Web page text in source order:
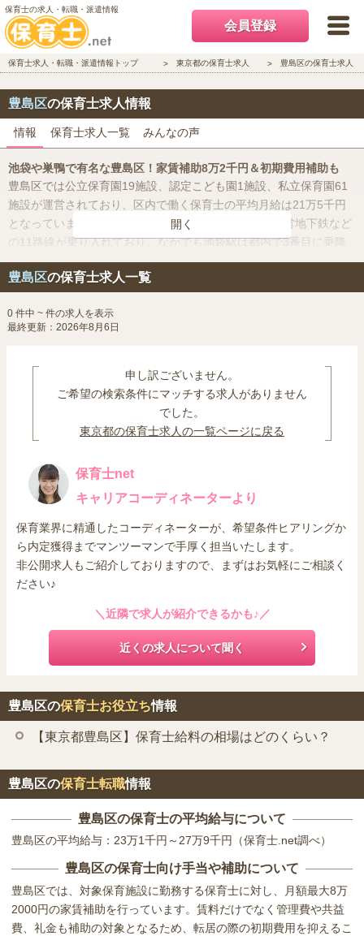
保育士の求人・転職・派遣情報
会員登録
保育士求人・転職・派遣情報トップ 東京都の保育士求人 豊島区の保育士求人
豊島区の保育士求人情報
情報 保育士求人一覧 みんなの声
池袋や巣鴨で有名な豊島区！家賃補助8万2千円＆初期費用補助も
豊島区では公立保育園19施設、認定こども園1施設、私立保育園61
施設が運営されており、区内で働く保育士の平均月給は21万5千円
となっています。豊島区内にはJR線、東京メトロ、都営地下鉄など
の11路線が乗り入れており、なかでも池袋駅は都内で3番目に乗降
客数の多い駅です。豊島区の人口は約29万人です。アニメの聖地と
しても有名な池袋は豊島区内で人気の観光地でサンシャイン水族館
国内外から観光客が訪れています。「おばあちゃんの原宿」として
有名な巣鴨に代表される、商店街が多いのも豊島区の特徴です。豊
た、初期費用に掛かる礼金についても、区からの補助対象となりま
す。区内のワンルームや１Kの平均家賃は約8万円なので、家賃補助
を使えば自己負担額が月額0円から2万円程度で済みます。
開く
豊島区の保育士求人一覧
0 件中 ~ 件の求人を表示
最終更新：2026年8月6日
申し訳ございません。
ご希望の検索条件にマッチする求人がありません
でした。
東京都の保育士求人の一覧ページに戻る
保育士net
キャリアコーディネーターより
保育業界に精通したコーディネーターが、希望条件ヒアリングか
ら内定獲得までマンツーマンで手厚く担当いたします。
非公開求人もご紹介しておりますので、まずはお気軽にご相談く
ださい♪
＼近隣で求人が紹介できるかも♪／
近くの求人について聞く
豊島区の保育士お役立ち情報
【東京都豊島区】保育士給料の相場はどのくらい？
豊島区の保育士転職情報
豊島区の保育士の平均給与について
豊島区の平均給与：23万1千円～27万9千円（保育士.net調べ）
豊島区の保育士向け手当や補助について
豊島区では、対象保育施設に勤務する保育士に対し、月額最大8万
2000円の家賃補助を行っています。賃料だけでなく管理費や共益
費、礼金も補助の対象となるため、転居の際の初期費用を抑えるこ